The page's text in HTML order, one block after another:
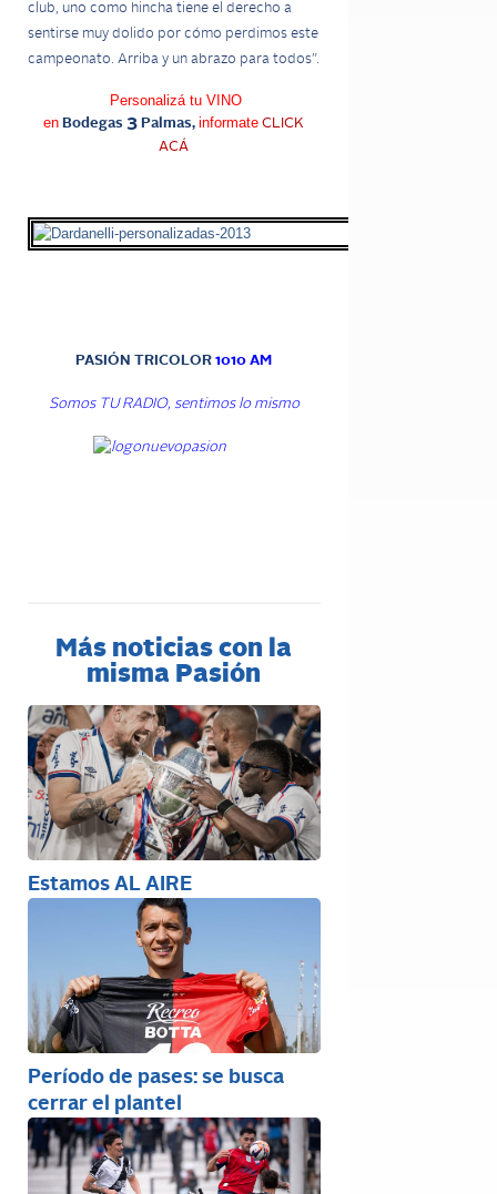
club, uno como hincha tiene el derecho a
sentirse muy dolido por cómo perdimos este
campeonato. Arriba y un abrazo para todos”.
Personalizá tu VINO
en Bodegas 3 Palmas,informate CLICK
ACÁ
PASIÓN TRICOLOR1010 AM
Somos TU RADIO, sentimos lo mismo
Más noticias con la
misma Pasión
Estamos AL AIRE
Período de pases: se busca
cerrar el plantel